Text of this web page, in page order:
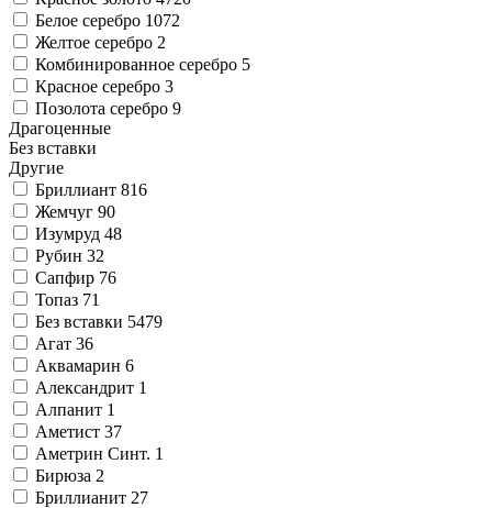
Белое серебро 1072
Желтое серебро 2
Комбинированное серебро 5
Красное серебро 3
Позолота серебро 9
Драгоценные
Без вставки
Другие
Бриллиант 816
Жемчуг 90
Изумруд 48
Рубин 32
Сапфир 76
Топаз 71
Без вставки 5479
Агат 36
Аквамарин 6
Александрит 1
Алпанит 1
Аметист 37
Аметрин Синт. 1
Бирюза 2
Бриллианит 27